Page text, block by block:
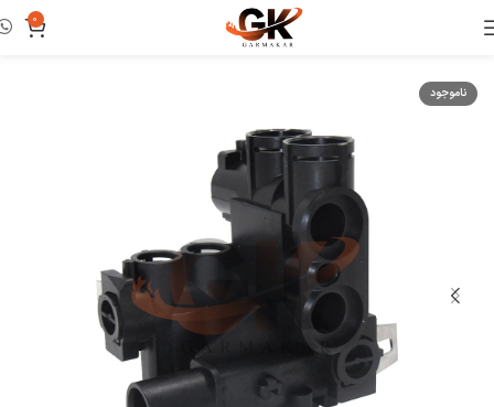
0
ناموجود